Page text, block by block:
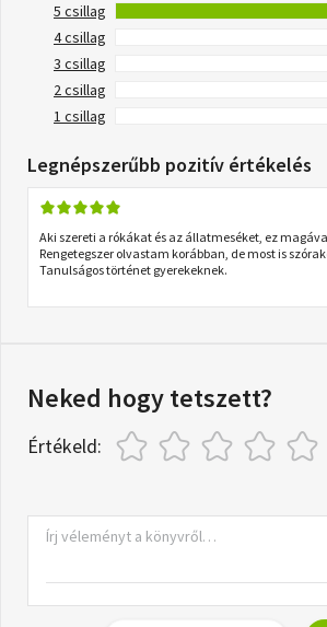
5 csillag
4 csillag
3 csillag
2 csillag
1 csillag
Legnépszerűbb pozitív értékelés
Aki szereti a rókákat és az állatmeséket, ez
Rengetegszer olvastam korábban, de most is
Tanulságos történet gyerekeknek.
Neked hogy tetszett?
Értékeld: